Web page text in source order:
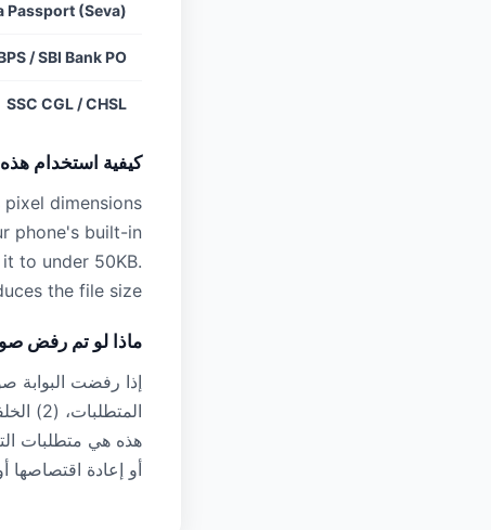
Passport (Seva)
/ SBI Bank PO
SSC CGL / CHSL
كيفية استخدام
dimensions
phone's built-in
to under 50KB.
the file size.
ماذا لو تم رفض
هذه هي متطلبات
أو إعادة اقتصاصها